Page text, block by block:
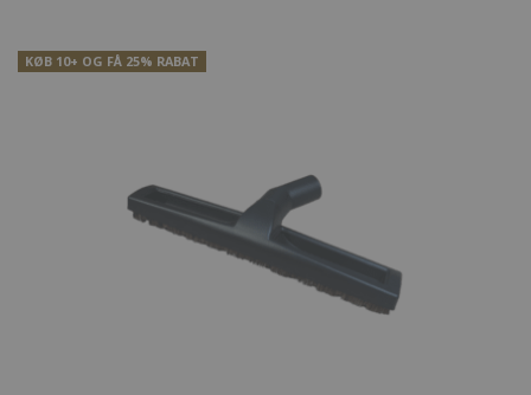
KØB 10+ OG FÅ 25% RABAT